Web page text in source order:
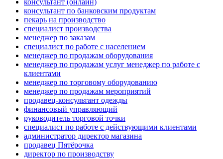
консультант (онлайн)
консультант по банковским продуктам
пекарь на производство
специалист производства
менеджер по заказам
специалист по работе с населением
менеджер по продажам оборудования
менеджер по продажам услуг менеджер по работе с
клиентами
менеджер по торговому оборудованию
менеджер по продажам мероприятий
продавец-консультант одежды
финансовый управляющий
руководитель торговой точки
специалист по работе с действующими клиентами
администратор директор магазина
продавец Пятёрочка
директор по производству